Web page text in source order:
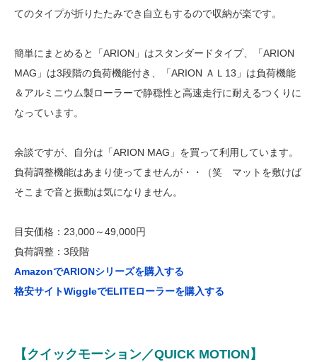
てのタイプが折りたたみでき自立もするので収納が楽です。
簡単にまとめると「ARION」はスタンダードタイプ、「ARION
MAG」は3段階の負荷機能付き、「ARION ＡＬ13」は負荷機能
＆アルミニウム製ローラーで静穏性と高速走行に耐えるつくりに
なっています。
余談ですが、自分は「ARION MAG」を買って利用しています。
負荷調整機能はあまり使ってませんが・・（笑 マットを敷けば
そこまで音と振動は気になりません。
目安価格：23,000～49,000円
負荷調整：3段階
AmazonでARIONシリーズを購入する
格安サイトWiggleでELITEローラーを購入する
【クイックモーション／QUICK MOTION】